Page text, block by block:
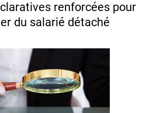
renforcées pour
du salarié détaché